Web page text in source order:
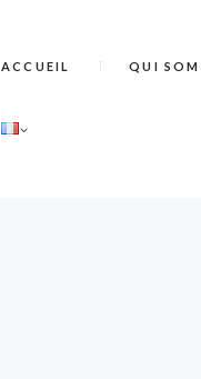
ACCUEIL QUI